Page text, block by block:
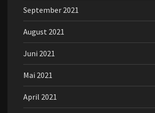
September 2021
August 2021
Juni 2021
Mai 2021
April 2021